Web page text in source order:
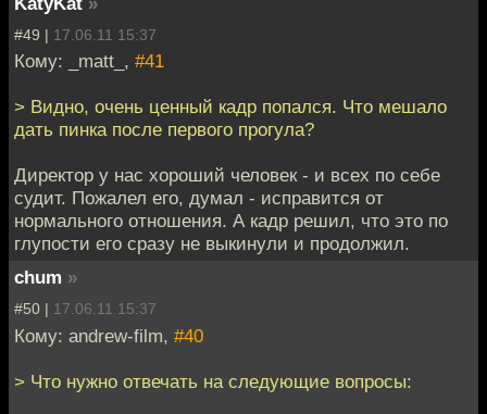
#49 | 17.06.11 15:37
Кому: _matt_, #41
> Видно, очень ценный кадр попался. Что мешало
дать пинка после первого прогула?
Директор у нас хороший человек - и всех по себе
судит. Пожалел его, думал - исправится от
нормального отношения. А кадр решил, что это по
глупости его сразу не выкинули и продолжил.
chum »
#50 | 17.06.11 15:37
Кому: andrew-film, #40
> Что нужно отвечать на следующие вопросы: